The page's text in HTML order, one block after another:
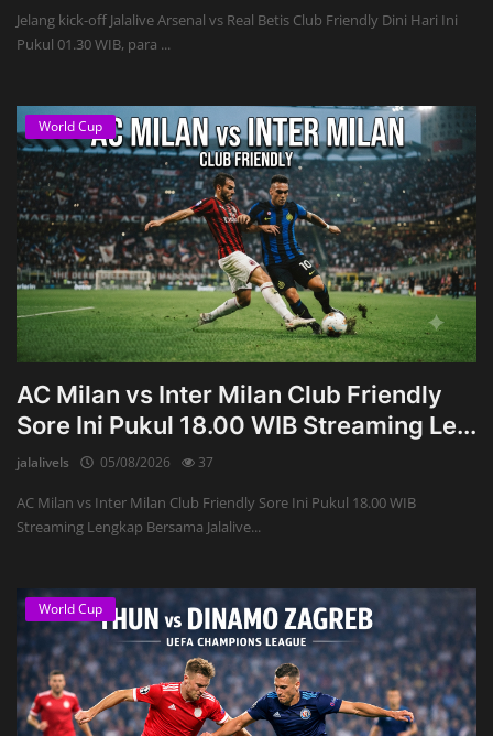
Jelang kick-off Jalalive Arsenal vs Real Betis Club Friendly Dini Hari Ini
Pukul 01.30 WIB, para ...
World Cup
AC Milan vs Inter Milan Club Friendly
Sore Ini Pukul 18.00 WIB Streaming Le...
jalalivels 05/08/2026 37
AC Milan vs Inter Milan Club Friendly Sore Ini Pukul 18.00 WIB
Streaming Lengkap Bersama Jalalive...
World Cup